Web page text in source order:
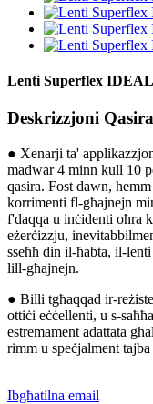
Lenti Superflex
Deskrizzjoni
● Xenarji ta'
madwar 4 minn kull 10
qasira. Fost dawn,
korrimenti fl-għajnejn
f'daqqa u inċidenti oħra
eżerċizzju,
sseħħ din il-ħabta, il-
lill-għajnejn.
● Billi tgħaqqad ir-
ottiċi eċċellenti, u s-
estremament adattata
rimm u speċjalment
Ibgħatilna email